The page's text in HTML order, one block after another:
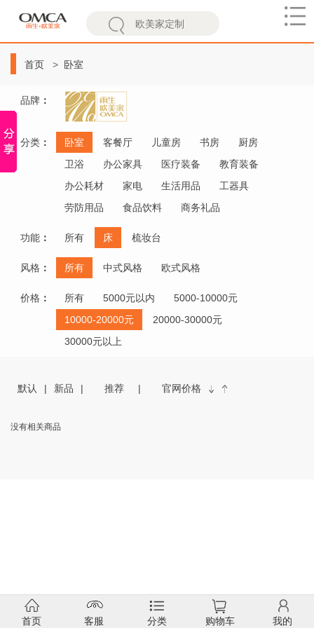
欧
首页 卧室
品牌 ：
分类 ： 卧室 客餐厅 儿童房 书房
厨房
卫浴
办公家具 医疗装备
教育装备
办公耗材
家电 生活用品
工器具
劳防用品
食品饮料 商务礼品
功能 ： 所有 床 梳妆台
风格 ： 所有 中式风格 欧式风格
价格 ： 所有 5000元以内
5000-10000元
10000-20000元
20000-30000元
30000元以上
默认 新品 推荐 官网价格
没有相关商品
首页 客服 分类 购物车 我的